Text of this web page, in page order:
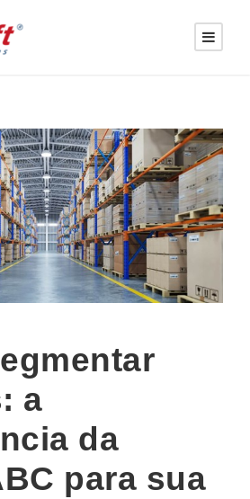
a
da
para sua